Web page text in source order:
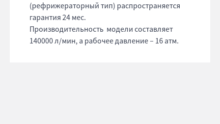
(рефрижераторный тип) распространяется
гарантия 24 мес.
Производительность модели составляет
140000 л/мин, а рабочее давление – 16 атм.